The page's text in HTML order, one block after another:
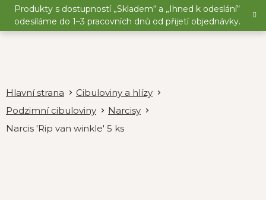
Přejít
obsah
Produkty s dostupností „Skladem“ a „Ihned k odeslání“
odesíláme do 1–3 pracovních dnů od přijetí objednávky.
Cibuloviny a hlízy
Podzimní cibuloviny
Narcisy
Narcis 'Rip van winkle' 5 ks